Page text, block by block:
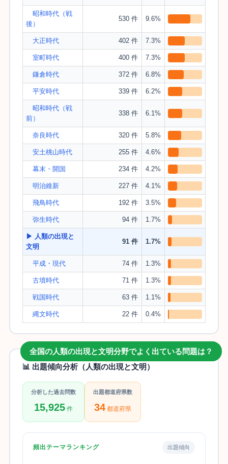
昭和時代（戦
後）
530 件 9.6%
大正時代 402 件 7.3%
室町時代 400 件 7.3%
鎌倉時代 372 件 6.8%
平安時代 339 件 6.2%
昭和時代（戦
前）
338 件 6.1%
奈良時代 320 件 5.8%
安土桃山時代 255 件 4.6%
幕末・開国 234 件 4.2%
明治維新 227 件 4.1%
飛鳥時代 192 件 3.5%
弥生時代 94 件 1.7%
▶ 人類の出現と
文明
91 件 1.7%
平成・現代 74 件 1.3%
古墳時代 71 件 1.3%
戦国時代 63 件 1.1%
縄文時代 22 件 0.4%
全国の人類の出現と文明分野でよく出ている問題は？
📊 出題傾向分析（人類の出現と文明）
分析した過去問数
15,925件
出題都道府県数
34都道府県
頻出テーマランキング 出題傾向